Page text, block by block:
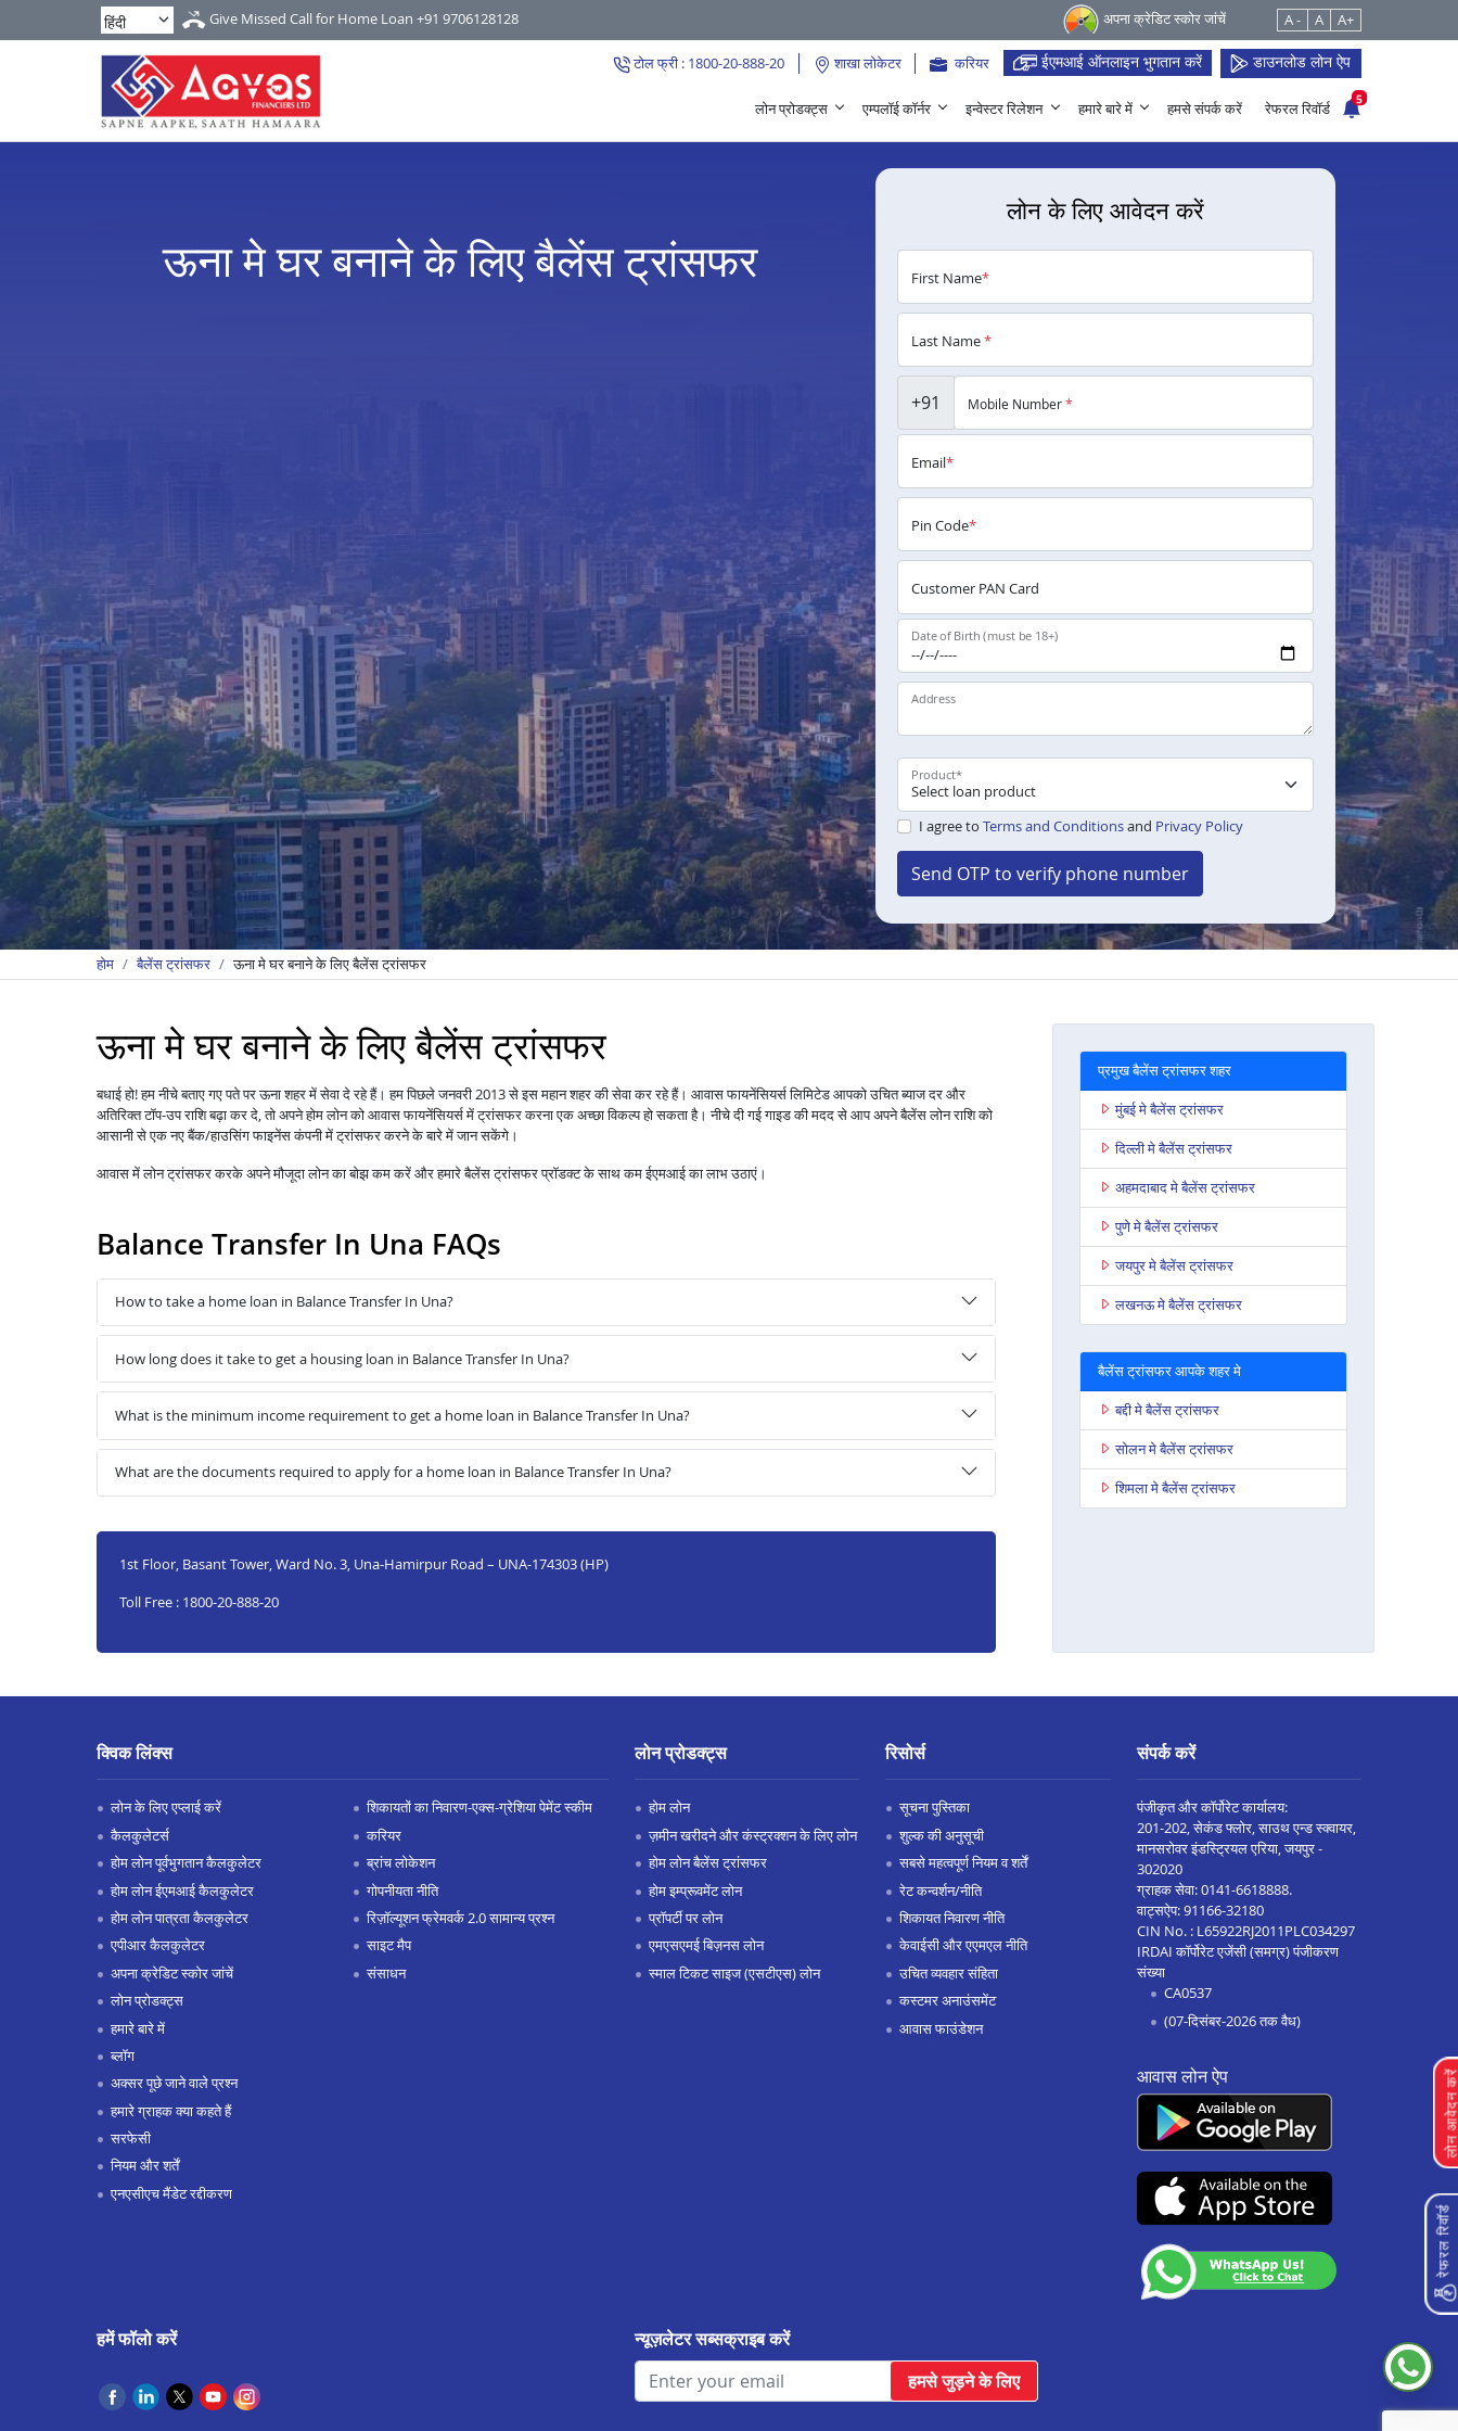
Give Missed Call for Home Loan +91 9706128128 अपना क्रेडिट स्कोर जांचें A - A A+
टोल फ्री : 1800-20-888-20 शाखा लोकेटर करियर ईएमआई ऑनलाइन भुगतान करें डाउनलोड लोन ऐप
लोन प्रोडक्ट्स एम्पलॉई कॉर्नर इन्वेस्टर रिलेशन हमारे बारे में हमसे संपर्क करें रेफरल रिवॉर्ड
5
ऊना मे घर बनाने के लिए बैलेंस ट्रांसफर
लोन के लिए आवेदन करें
First Name*
Last Name*
+91 Mobile Number*
Email*
Pin Code*
Customer PAN Card
Date of Birth (must be 18+)
Address
Product*
I agree to Terms and Conditionsand Privacy Policy
Send OTP to verify phone number
होम बैलेंस ट्रांसफर ऊना मे घर बनाने के लिए बैलेंस ट्रांसफर
ऊना मे घर बनाने के लिए बैलेंस ट्रांसफर
बधाई हो! हम नीचे बताए गए पते पर ऊना शहर में सेवा दे रहे हैं। हम पिछले जनवरी 2013 से इस महान शहर की सेवा कर रहे हैं। आवास फायनेंसियर्स लिमिटेड आपको उचित ब्याज दर और
अतिरिक्त टॉप-उप राशि बढ़ा कर दे, तो अपने होम लोन को आवास फायनेंसियर्स में ट्रांसफर करना एक अच्छा विकल्प हो सकता है। नीचे दी गई गाइड की मदद से आप अपने बैलेंस लोन राशि को
आसानी से एक नए बैंक/हाउसिंग फाइनेंस कंपनी में ट्रांसफर करने के बारे में जान सकेंगे।
आवास मेंलोनट्रांसफर करके अपने मौजूदा लोन का बोझ कम करें और हमारे बैलेंस ट्रांसफर प्रॉडक्ट के साथ कम ईएमआई का लाभ उठाएं।
Balance Transfer In Una FAQs
How to take a home loan in Balance Transfer In Una?
How long does it take to get a housing loan in Balance Transfer In Una?
What is the minimum income requirement to get a home loan in Balance Transfer In Una?
What are the documents required to apply for a home loan in Balance Transfer In Una?
1st Floor, Basant Tower, Ward No. 3, Una-Hamirpur Road – UNA-174303 (HP)
Toll Free : 1800-20-888-20
प्रमुख बैलेंस ट्रांसफर शहर
मुंबई मे बैलेंस ट्रांसफर
दिल्ली मे बैलेंस ट्रांसफर
अहमदाबाद मे बैलेंस ट्रांसफर
पुणे मे बैलेंस ट्रांसफर
जयपुर मे बैलेंस ट्रांसफर
लखनऊ मे बैलेंस ट्रांसफर
बैलेंस ट्रांसफर आपके शहर मे
बद्दी मे बैलेंस ट्रांसफर
सोलन मे बैलेंस ट्रांसफर
शिमला मे बैलेंस ट्रांसफर
लोन
रेफरल रिवॉर्ड
क्विक लिंक्स
लोन के लिए एप्लाई करें
कैलकुलेटर्स
होम लोन पूर्वभुगतान कैलकुलेटर
होम लोन ईएमआई कैलकुलेटर
होम लोन पात्रता कैलकुलेटर
एपीआर कैलकुलेटर
अपना क्रेडिट स्कोर जांचें
लोन प्रोडक्ट्स
हमारे बारे में
ब्लॉग
अक्सर पूछे जाने वाले प्रश्न
हमारे ग्राहक क्या कहते हैं
सरफेसी
नियम और शर्तें
एनएसीएच मैंडेट रद्दीकरण
शिकायतों का निवारण-एक्स-ग्रेशिया पेमेंट स्कीम
करियर
ब्रांच लोकेशन
गोपनीयता नीति
रिज़ॉल्यूशन फ्रेमवर्क 2.0 सामान्य प्रश्न
साइट मैप
संसाधन
लोन प्रोडक्ट्स
होम लोन
ज़मीन खरीदने और कंस्ट्रक्शन के लिए लोन
होम लोन बैलेंस ट्रांसफर
होम इम्प्रूवमेंट लोन
प्रॉपर्टी पर लोन
एमएसएमई बिज़नस लोन
स्माल टिकट साइज (एसटीएस) लोन
रिसोर्स
सूचना पुस्तिका
शुल्क की अनुसूची
सबसे महत्वपूर्ण नियम व शर्तें
रेट कन्वर्शन/नीति
शिकायत निवारण नीति
केवाईसी और एएमएल नीति
उचित व्यवहार संहिता
कस्टमर अनाउंसमेंट
आवास फाउंडेशन
संपर्क करें
पंजीकृत और कॉर्पोरेट कार्यालय:
201-202, सेकंड फ्लोर, साउथ एन्ड स्क्वायर,
मानसरोवर इंडस्ट्रियल एरिया, जयपुर -
302020
ग्राहक सेवा:0141-6618888.
वाट्सऐप:91166-32180
CIN No. : L65922RJ2011PLC034297
IRDAI कॉर्पोरेट एजेंसी (समग्र) पंजीकरण
संख्या
CA0537
(07-दिसंबर-2026 तक वैध)
आवास लोन ऐप
हमें फॉलो करें
न्यूज़लेटर सब्सक्राइब करें
हमसे जुड़ने के लिए